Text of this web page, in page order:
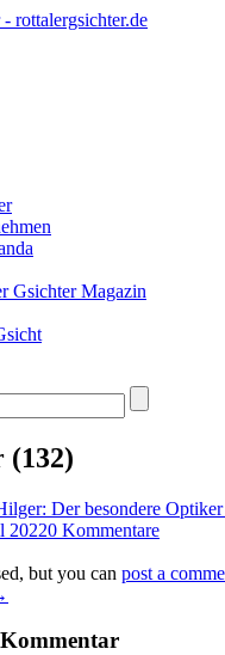
Gsichter Magazin
(132)
Der besondere Optiker
20220 Kommentare
but you can post a